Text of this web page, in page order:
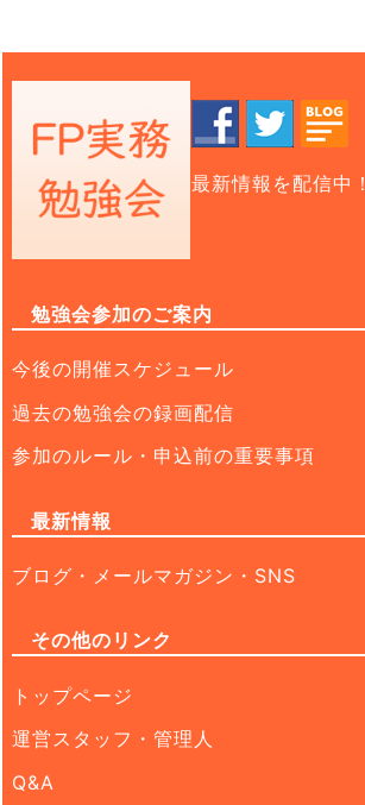
最新情報を配信中！
勉強会参加のご案内
今後の開催スケジュール
過去の勉強会の録画配信
参加のルール・申込前の重要事項
最新情報
ブログ・メールマガジン・SNS
その他のリンク
トップページ
運営スタッフ・管理人
Q&A